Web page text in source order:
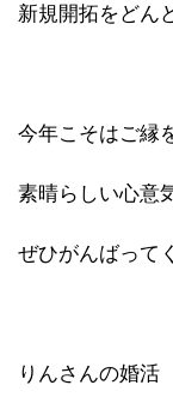
新規開拓をどん
今年こそはご縁
素晴らしい心意
ぜひがんばって
りんさんの婚活